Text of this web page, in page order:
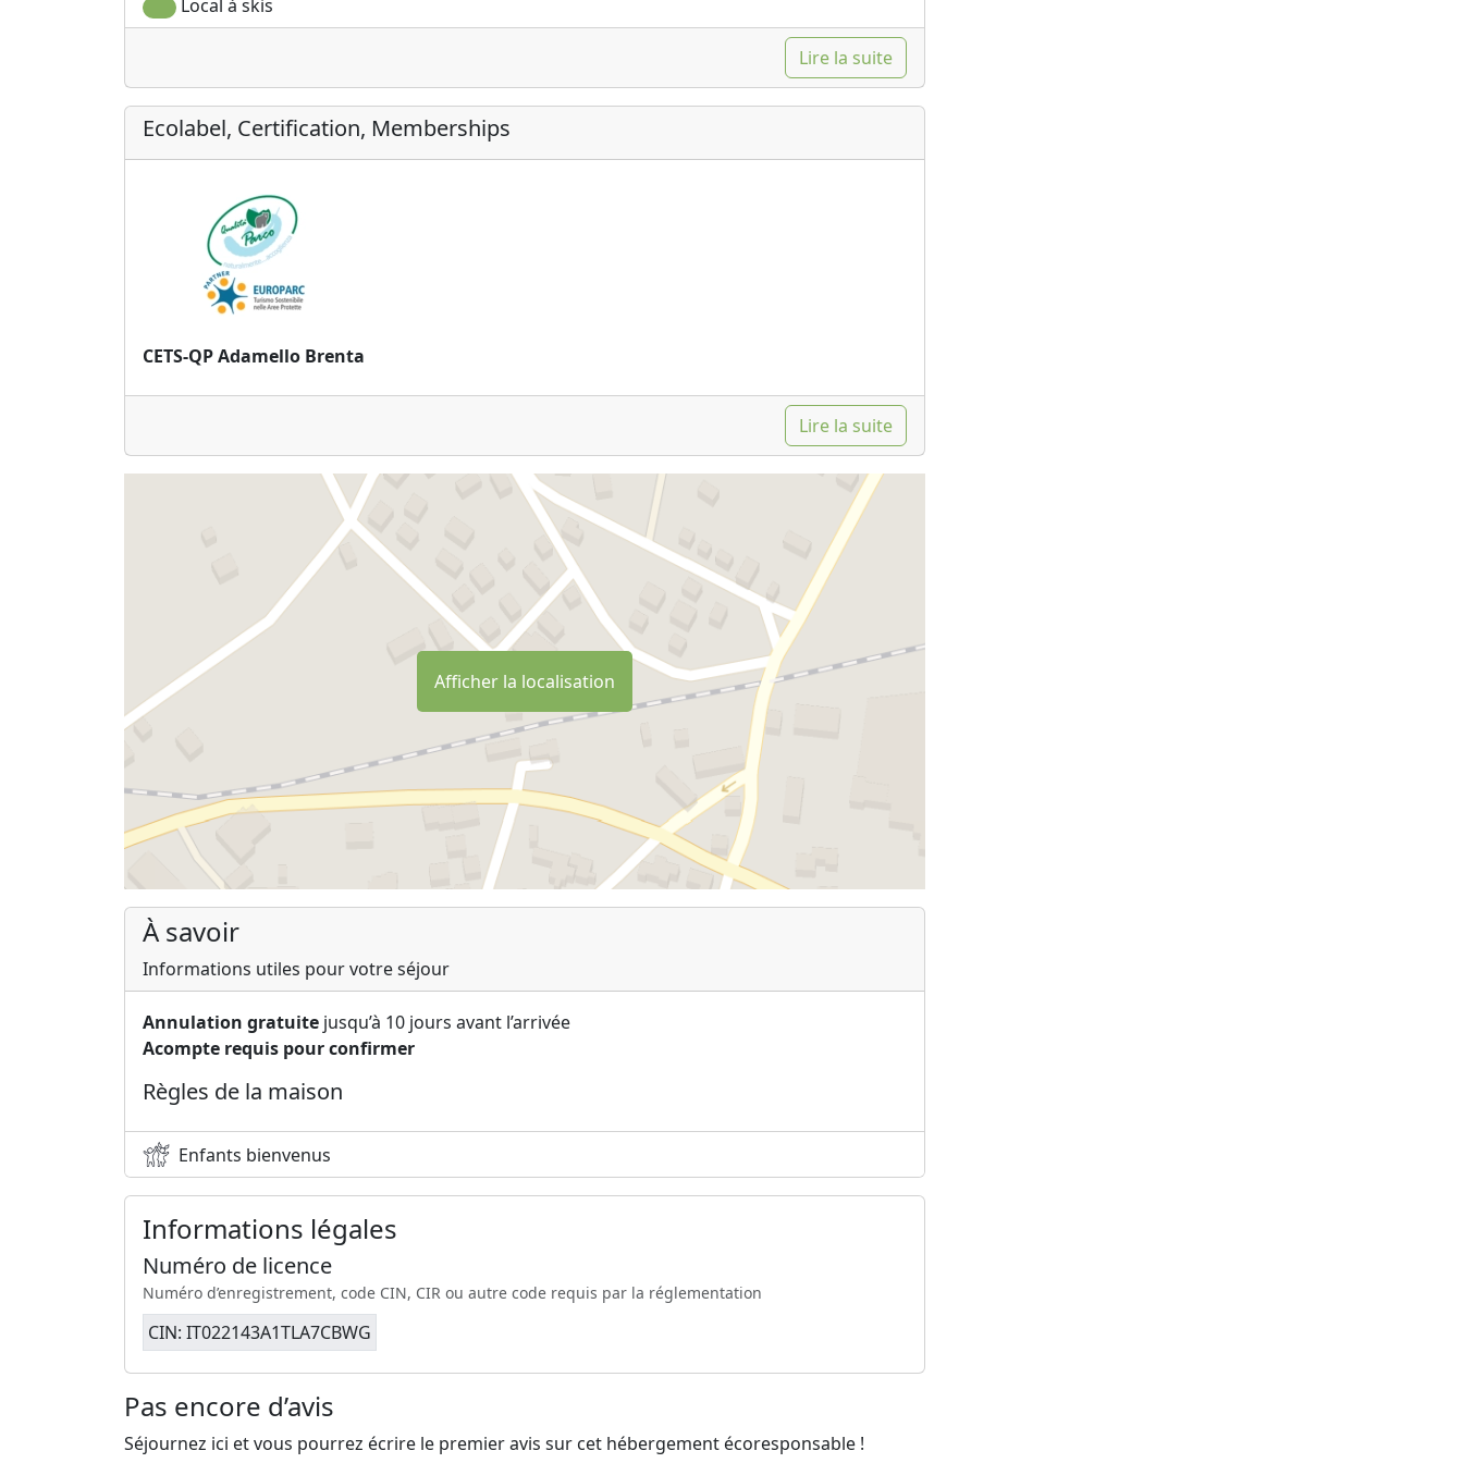
Local à skis
Lire la suite
Ecolabel, Certification, Memberships
CETS-QP Adamello Brenta
Lire la suite
Afficher la localisation
À savoir
Informations utiles pour votre séjour
Annulation gratuite jusqu’à 10 jours avant l’arrivée
Acompte requis pour confirmer
Règles de la maison
Enfants bienvenus
Informations légales
Numéro de licence
Numéro d’enregistrement, code CIN, CIR ou autre code requis par la réglementation
CIN: IT022143A1TLA7CBWG
Pas encore d’avis
Séjournez ici et vous pourrez écrire le premier avis sur cet hébergement écoresponsable !